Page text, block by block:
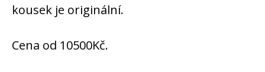
kousek je originální.
Cena od 10500Kč.